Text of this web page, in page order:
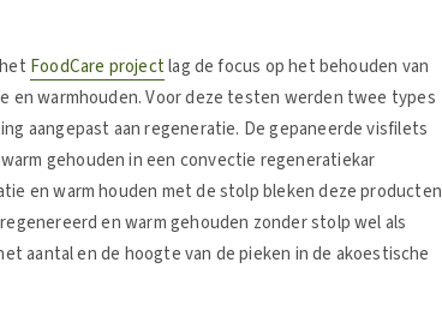
FoodCare projectlag de focus op het behouden van
en warmhouden. Voor deze testen werden twee types
aangepast aan regeneratie. De gepaneerde visfilets
gehouden in een convectie regeneratiekar
en warm houden met de stolp bleken deze producten
en warm gehouden zonder stolp wel als
aantal en de hoogte van de pieken in de akoestische